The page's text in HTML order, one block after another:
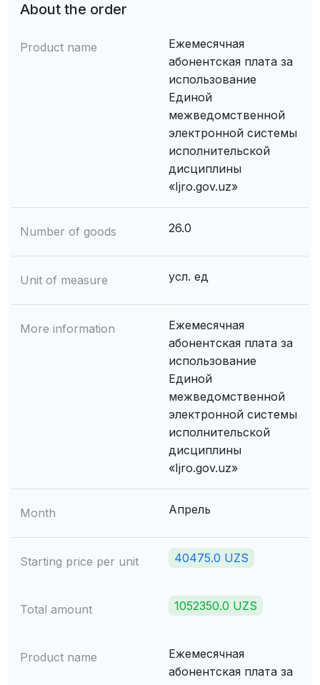
About the order
Product name
Ежемесячная
абонентская плата за
использование
Единой
межведомственной
электронной системы
исполнительской
дисциплины
«Ijro.gov.uz»
Number of goods 26.0
Unit of measure усл. ед
More information
Ежемесячная
абонентская плата за
использование
Единой
межведомственной
электронной системы
исполнительской
дисциплины
«Ijro.gov.uz»
Month Апрель
Starting price per unit 40475.0 UZS
Total amount 1052350.0 UZS
Product name
Ежемесячная
абонентская плата за